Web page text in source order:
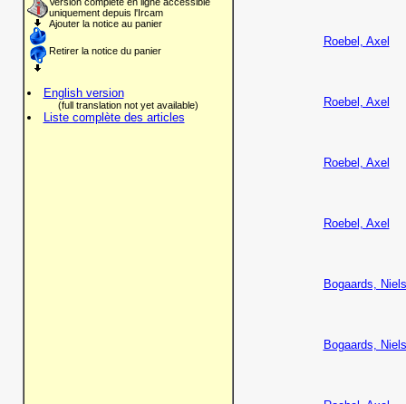
uniquement depuis l'Ircam
Ajouter la notice au panier
Retirer la notice du panier
English version
(full translation not yet available)
Liste complète des articles
Roebel, Axel
Roebel, Axel
Roebel, Axel
Roebel, Axel
Bogaards, Niels
Bogaards, Niels